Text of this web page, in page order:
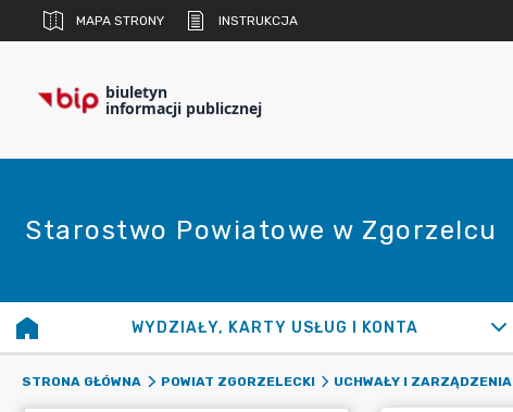
MAPA STRONY INSTRUKCJA
biuletyn
informacji publicznej
Starostwo Powiatowe w Zgorzelcu
WYDZIAŁY, KARTY USŁUG I KONTA
STRONA GŁÓWNA POWIAT ZGORZELECKI UCHWAŁY I ZARZĄDZENIA